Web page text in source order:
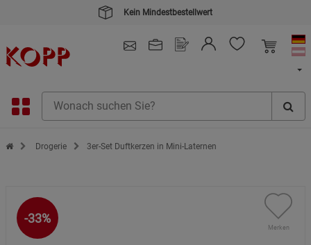
Kein Mindestbestellwert
Zur Startseite des Kopp Verlag Online-Shop
Drogerie 3er-Set Duftkerzen in Mini-Laternen
-33%
Merken